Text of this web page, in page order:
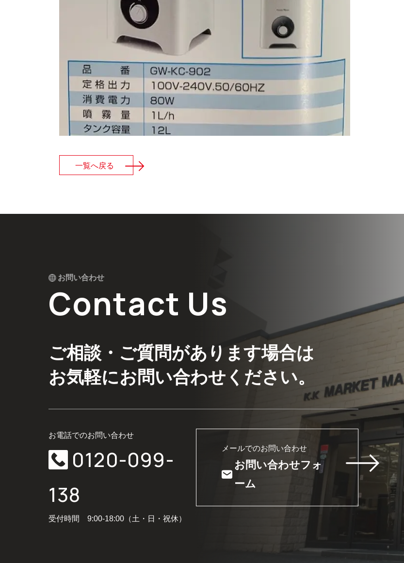
一覧へ戻る
お問い合わせ
Contact Us
ご相談・ご質問があります場合は
お気軽にお問い合わせください。
お電話でのお問い合わせ
0120-099-
138
受付時間 9:00-18:00（土・日・祝休）
メールでのお問い合わせ
お問い合わせフォ
ーム